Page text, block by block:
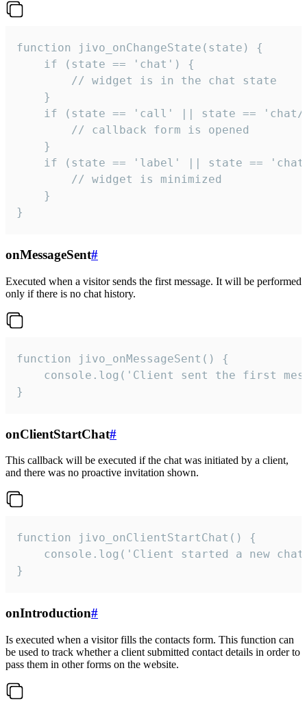
function jivo_onChangeState(state) {
    if (state == 'chat') {
        // widget is in the chat state
    }
if (state == 'call' || state ==
        // callback form is opened
    }
if (state == 'label' || state ==
        // widget is minimized
    }
}
onMessageSent#
Executed when a visitor sends the first message. It will be performed
only if there is no chat history.
function jivo_onMessageSent() {
console.log('Client sent the first
}
onClientStartChat#
This callback will be executed if the chat was initiated by a client,
and there was no proactive invitation shown.
function jivo_onClientStartChat() {
console.log('Client started a new
}
onIntroduction#
Is executed when a visitor fills the contacts form. This function can
be used to track whether a client submitted contact details in order to
pass them in other forms on the website.